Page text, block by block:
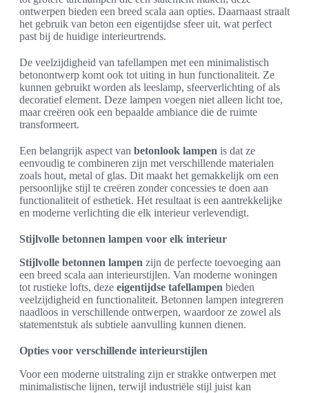
ontwerpen bieden een breed scala aan opties. Daarnaast straalt
het gebruik van beton een eigentijdse sfeer uit, wat perfect
past bij de huidige interieurtrends.
De veelzijdigheid van tafellampen met een minimalistisch
betonontwerp komt ook tot uiting in hun functionaliteit. Ze
kunnen gebruikt worden als leeslamp, sfeerverlichting of als
decoratief element. Deze lampen voegen niet alleen licht toe,
maar creëren ook een bepaalde ambiance die de ruimte
transformeert.
Een belangrijk aspect van betonlook lampen is dat ze
eenvoudig te combineren zijn met verschillende materialen
zoals hout, metal of glas. Dit maakt het gemakkelijk om een
persoonlijke stijl te creëren zonder concessies te doen aan
functionaliteit of esthetiek. Het resultaat is een aantrekkelijke
en moderne verlichting die elk interieur verlevendigt.
Stijlvolle betonnen lampen voor elk interieur
Stijlvolle betonnen lampen zijn de perfecte toevoeging aan
een breed scala aan interieurstijlen. Van moderne woningen
tot rustieke lofts, deze eigentijdse tafellampen bieden
veelzijdigheid en functionaliteit. Betonnen lampen integreren
naadloos in verschillende ontwerpen, waardoor ze zowel als
statementstuk als subtiele aanvulling kunnen dienen.
Opties voor verschillende interieurstijlen
Voor een moderne uitstraling zijn er strakke ontwerpen met
minimalistische lijnen, terwijl industriële stijl juist kan